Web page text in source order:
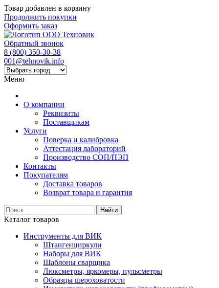
Товар добавлен в корзину
Продолжить покупки
Оформить заказ
Обратный звонок
8 (800) 350-30-38
001@tehnovik.info
Меню
О компании
Реквизиты
Поставщикам
Услуги
Поверка и калибровка
Аттестация лабораторий
Производство СОП/ПЭП
Контакты
Покупателям
Доставка товаров
Возврат товара и гарантия
Найти
Каталог товаров
Инструменты для ВИК
Штангенциркули
Наборы для ВИК
Шаблоны сварщика
Люксметры, яркомеры, пульсметры
Образцы шероховатости